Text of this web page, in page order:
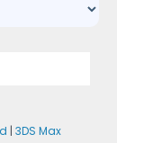
| 3DS Max